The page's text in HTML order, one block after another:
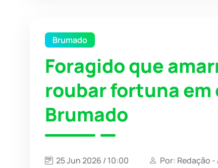
Brumado
Foragido que
roubar fortuna em
Brumado
25 Jun 2026 / 10:00 Por: Redação